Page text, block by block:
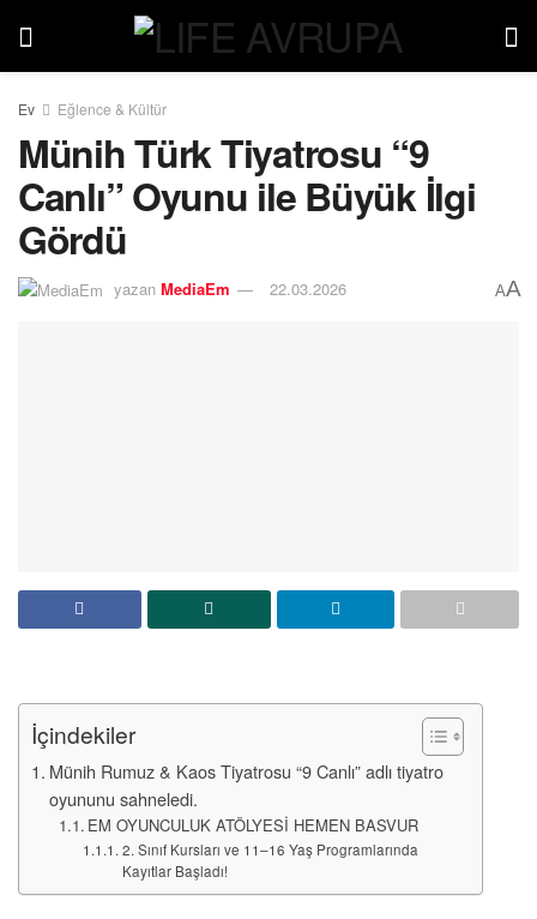
Ev Eğlence & Kültür
Münih Türk Tiyatrosu “9
Canlı” Oyunu ile Büyük İlgi
Gördü
yazan MediaEm 22.03.2026 AA
İçindekiler
Münih Rumuz & Kaos Tiyatrosu “9 Canlı” adlı tiyatro
oyununu sahneledi.
EM OYUNCULUK ATÖLYESİ HEMEN BASVUR
2. Sınıf Kursları ve 11–16 Yaş Programlarında
Kayıtlar Başladı!